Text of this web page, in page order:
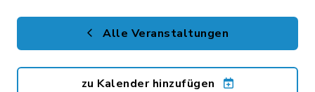
Alle Veranstaltungen
zu Kalender hinzufügen